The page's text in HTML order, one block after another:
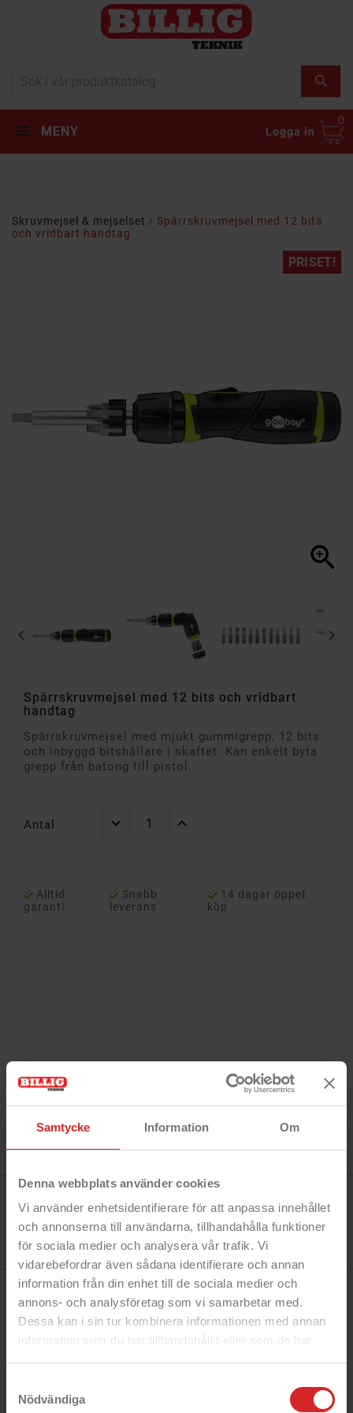
Samtycke Information Om
Denna webbplats använder cookies
Vi använder enhetsidentifierare för att anpassa innehållet
och annonserna till användarna, tillhandahålla funktioner
för sociala medier och analysera vår trafik. Vi
vidarebefordrar även sådana identifierare och annan
information från din enhet till de sociala medier och
annons- och analysföretag som vi samarbetar med.
Dessa kan i sin tur kombinera informationen med annan
information som du har tillhandahållit eller som de har
Nödvändiga
MENY Logga in
0
Skruvmejsel & mejselset
Spärrskruvmejsel med 12 bits
och vridbart handtag
PRISET!

 
Spärrskruvmejsel med 12 bits och vridbart
handtag
Spärrskruvmejsel med mjukt gummigrepp, 12 bits
och inbyggd bitshållare i skaftet. Kan enkelt byta
grepp från batong till pistol.
Antal
Alltid
garanti
Snabb
leverans
14 dagar öppet
köp
Goobay
74000
I lager
0 Produkt
BESKRIVNING
- 12 bits